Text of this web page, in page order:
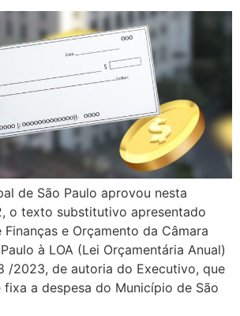
de São Paulo aprovou nesta
o texto substitutivo apresentado
e Orçamento da Câmara
à LOA (Lei Orçamentária Anual)
/2023, de autoria do Executivo, que
a despesa do Município de São